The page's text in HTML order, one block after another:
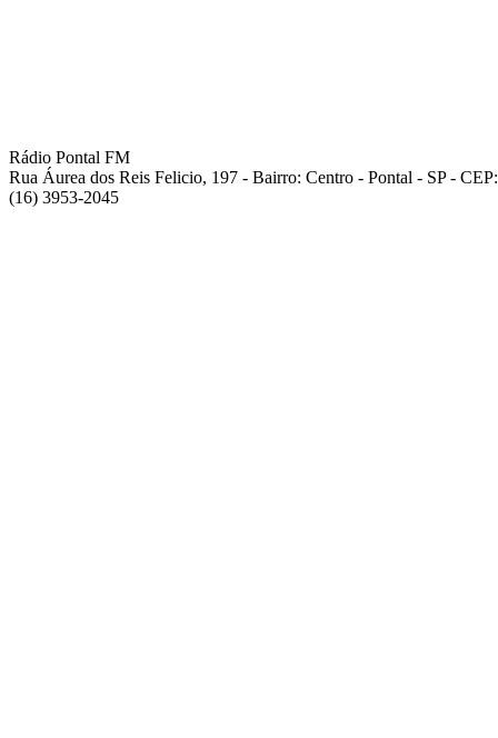
Rádio Pontal FM
Rua Áurea dos Reis Felicio, 197 - Bairro: Centro - Pontal - SP -
(16) 3953-2045